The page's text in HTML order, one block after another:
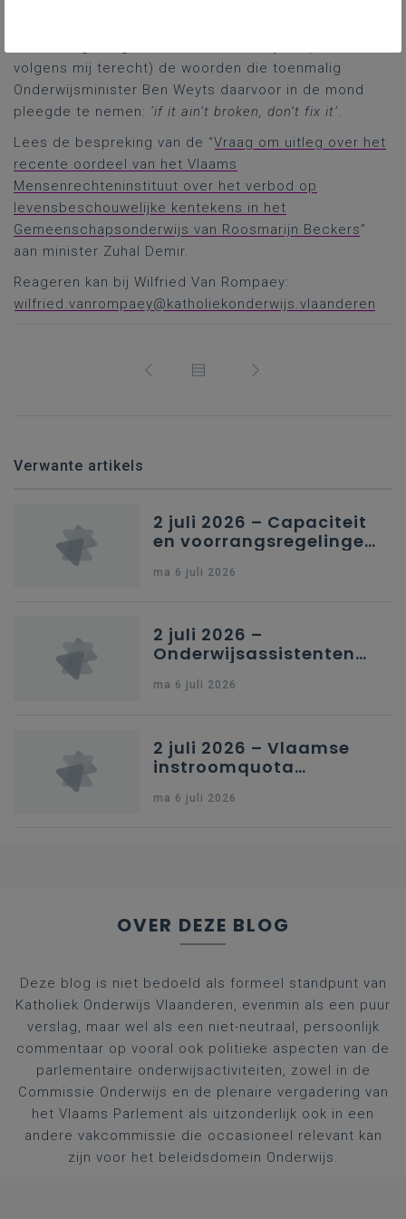
volgens mij terecht) de woorden die toenmalig
Onderwijsminister Ben Weyts daarvoor in de mond
pleegde te nemen: ‘if it ain’t broken, don’t fix it’.
Lees de bespreking van de “Vraag om uitleg over het
recente oordeel van het Vlaams
Mensenrechteninstituut over het verbod op
levensbeschouwelijke kentekens in het
Gemeenschapsonderwijs van Roosmarijn Beckers”
aan minister Zuhal Demir.
Reageren kan bij Wilfried Van Rompaey:
wilfried.vanrompaey@katholiekonderwijs.vlaanderen
Verwante artikels
2 juli 2026 – Capaciteit
en voorrangsregelingen
secundair onderwijs in
ma 6 juli 2026
2 juli 2026 –
Onderwijsassistenten
kleuteronderwijs
ma 6 juli 2026
2 juli 2026 – Vlaamse
instroomquota
federale RIZIV-
ma 6 juli 2026
OVER DEZE BLOG
Deze blog is niet bedoeld als formeel standpunt van
Katholiek Onderwijs Vlaanderen, evenmin als een puur
verslag, maar wel als een niet-neutraal, persoonlijk
commentaar op vooral ook politieke aspecten van de
parlementaire onderwijsactiviteiten, zowel in de
Commissie Onderwijs en de plenaire vergadering van
het Vlaams Parlement als uitzonderlijk ook in een
andere vakcommissie die occasioneel relevant kan
zijn voor het beleidsdomein Onderwijs.